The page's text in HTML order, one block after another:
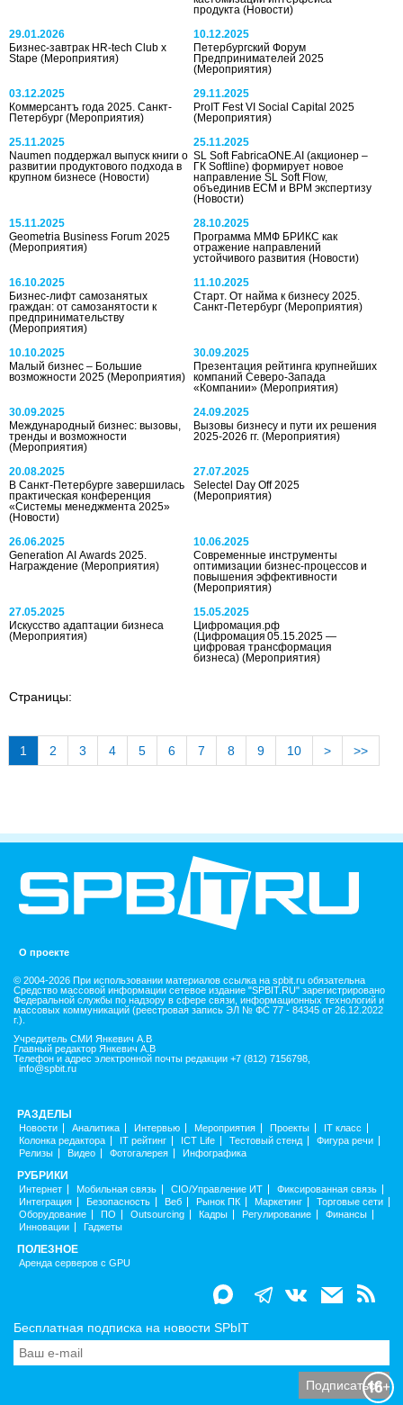
продукта(Новости)
29.01.2026
Бизнес-завтрак HR-tech Сlub х
Stape (Мероприятия)
10.12.2025
Петербургский Форум
Предпринимателей 2025
(Мероприятия)
03.12.2025
Коммерсантъ года 2025. Санкт-
Петербург (Мероприятия)
29.11.2025
ProIT Fest VI Social Capital 2025
(Мероприятия)
25.11.2025
Naumen поддержал выпуск книги о
развитии продуктового подхода в
крупном бизнесе (Новости)
25.11.2025
SL Soft FabricaONE.AI (акционер –
ГК Softline) формирует новое
направление SL Soft Flow,
объединив ECM и BPM экспертизу
(Новости)
15.11.2025
Geometria Business Forum 2025
(Мероприятия)
28.10.2025
Программа ММФ БРИКС как
отражение направлений
устойчивого развития(Новости)
16.10.2025
Бизнес-лифт самозанятых
граждан: от самозанятости к
предпринимательству
(Мероприятия)
11.10.2025
Старт. От найма к бизнесу 2025.
Санкт-Петербург(Мероприятия)
10.10.2025
Малый бизнес – Большие
возможности 2025 (Мероприятия)
30.09.2025
Презентация рейтинга крупнейших
компаний Северо-Запада
«Компании»(Мероприятия)
30.09.2025
Международный бизнес: вызовы,
тренды и возможности
(Мероприятия)
24.09.2025
Вызовы бизнесу и пути их решения
2025-2026 гг.(Мероприятия)
20.08.2025
В Санкт-Петербурге завершилась
практическая конференция
«Системы менеджмента 2025»
(Новости)
27.07.2025
Selectel Day Off 2025
(Мероприятия)
26.06.2025
Generation AI Awards 2025.
Награждение (Мероприятия)
10.06.2025
Современные инструменты
оптимизации бизнес-процессов и
повышения эффективности
(Мероприятия)
27.05.2025
Искусство адаптации бизнеса
(Мероприятия)
15.05.2025
Цифромация.рф
(Цифромация 05.15.2025 —
цифровая трансформация
бизнеса)(Мероприятия)
Страницы:
1 2 3 4 5 6 7 8 9 10 > >>
О проекте
© 2004-2026 При использовании материалов ссылка на spbit.ru обязательна
Средство массовой информации сетевое издание "SPBIT.RU" зарегистрировано
Федеральной службы по надзору в сфере связи, информационных технологий и
массовых коммуникаций (реестровая запись ЭЛ № ФС 77 - 84345 от 26.12.2022
г.).
Учредитель СМИ Янкевич А.В
Главный редактор Янкевич А.В
Телефон и адрес электронной почты редакции +7 (812) 7156798,
info@spbit.ru
РАЗДЕЛЫ
Новости Аналитика Интервью Мероприятия Проекты
IT класс
Колонка редактора
IT рейтинг ICT Life Тестовый стенд
Фигура речи
Релизы
Видео Фотогалерея Инфографика
РУБРИКИ
Интернет Мобильная связь CIO/Управление ИТ
Фиксированная связь
Интеграция
Безопасность Веб Рынок ПК Маркетинг
Торговые сети
Оборудование
ПО Outsourcing Кадры Регулирование
Финансы
Инновации
Гаджеты
ПОЛЕЗНОЕ
Аренда серверов с GPU
Бесплатная подписка на новости SPbIT